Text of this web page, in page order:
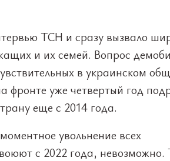
ТСН и сразу вызвало
и их семей. Вопрос
в украинском
фронте уже четвертый год
еще с 2014 года.
увольнение всех
с 2022 года, невозможно.